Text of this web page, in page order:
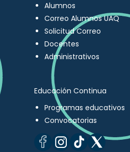
Alumnos
Correo Alumnos UAQ
Solicitud Correo
Docentes
Administrativos
Educación Continua
Programas educativos
Convocatorias